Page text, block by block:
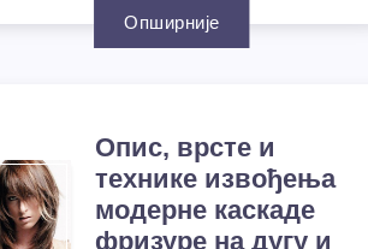
Опширније
Опис, врсте и
технике извођења
модерне каскаде
фризуре на дугу и